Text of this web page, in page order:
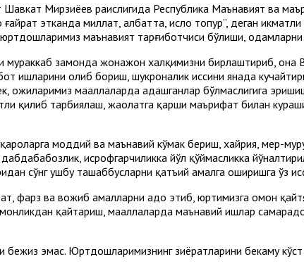
Мирзиёев раислигида Республика Маънавият ва
этканда миллат, албатта, ислоҳ топур”, деган
маънавият тарғиботчиси бўлиши,
замонда жонажон халқимизни бирлаштириб, она
ишларини олиб бориш, шукроналик ҳиссини янада
маҳаллаларда адашганлар бўлмаслигига
қилиб тарбиялаш, жаҳолатга қарши маърифат билан
моддий ва маънавий кўмак бериш, хайрия, меҳр-
исрофгарчиликка йўл қўймасликка
сўнг ушбу ташаббусларни қатъий амалга оширишга ўз
фарз ва вожиб амалларни адо этиб, юртимизга омон
қайтариш, маҳаллаларда маънавий ишлар
бежиз эмас. Юртдошларимизнинг зиёратларини бекаму